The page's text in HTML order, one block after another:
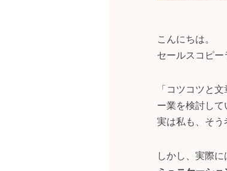
こんにちは。
セールスコピー
「コツコツと
ー業を検討して
実は私も、そう
しかし、実際に